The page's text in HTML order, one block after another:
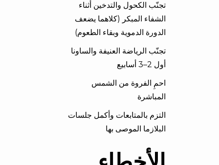
تجنّب الكحول والتدخين أثناء
الشفاء المبكر (كلاهما يضعف
الدورة الدموية وبقاء الطعوم)
تجنّب الرياضة العنيفة والساونا
أول 2–3 أسابيع
احمِ الفروة من الشمس
المباشرة
التزم بالمتابعات وأكمل جلسات
البلازما الموصى بها